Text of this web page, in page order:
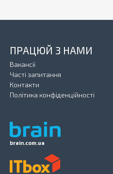
brain.com.ua
ПРАЦЮЙ З НАМИ
Вакансії
Часті запитання
Контакти
Політика конфіденційності